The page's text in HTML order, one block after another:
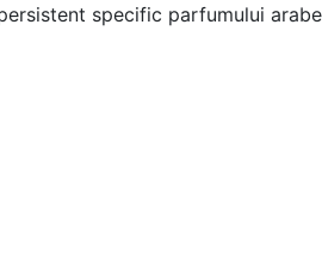
specific parfumului